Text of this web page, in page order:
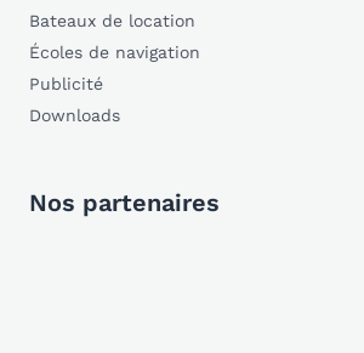
Bateaux de location
Écoles de navigation
Publicité
Downloads
Nos partenaires